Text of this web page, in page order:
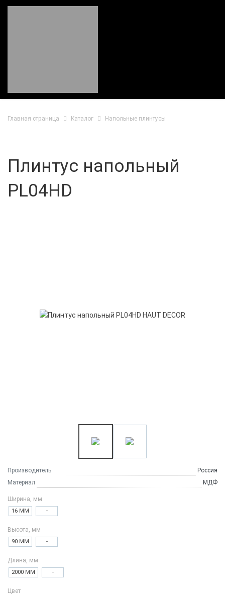
Главная страница Каталог Напольные плинтусы
Плинтус напольный
PL04HD
Производитель
Россия
Материал
МДФ
Ширина, мм
16 ММ -
Высота, мм
90 ММ -
Длина, мм
2000 ММ -
Цвет